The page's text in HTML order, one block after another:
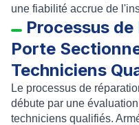
une fiabilité accrue de
Processus
Porte
Techniciens
Le processus de
débute par une
techniciens qualifiés.